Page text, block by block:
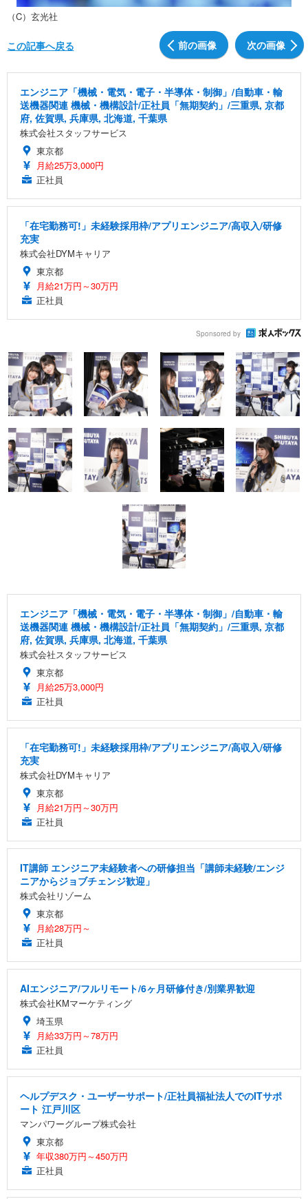
（C）玄光社
前の画像 次の画像
この記事へ戻る
エンジニア「機械・電気・電子・半導体・制御」/自動車・輸
送機器関連 機械・機構設計/正社員「無期契約」/三重県, 京都
府, 佐賀県, 兵庫県, 北海道, 千葉県
株式会社スタッフサービス
東京都
月給25万3,000円
正社員
「在宅勤務可!」未経験採用枠/アプリエンジニア/高収入/研修
充実
株式会社DYMキャリア
東京都
月給21万円～30万円
正社員
Sponsored by
エンジニア「機械・電気・電子・半導体・制御」/自動車・輸
送機器関連 機械・機構設計/正社員「無期契約」/三重県, 京都
府, 佐賀県, 兵庫県, 北海道, 千葉県
株式会社スタッフサービス
東京都
月給25万3,000円
正社員
「在宅勤務可!」未経験採用枠/アプリエンジニア/高収入/研修
充実
株式会社DYMキャリア
東京都
月給21万円～30万円
正社員
IT講師 エンジニア未経験者への研修担当「講師未経験/エンジ
ニアからジョブチェンジ歓迎」
株式会社リゾーム
東京都
月給28万円～
正社員
AIエンジニア/フルリモート/6ヶ月研修付き/別業界歓迎
株式会社KMマーケティング
埼玉県
月給33万円～78万円
正社員
ヘルプデスク・ユーザーサポート/正社員福祉法人でのITサポ
ート 江戸川区
マンパワーグループ株式会社
東京都
年収380万円～450万円
正社員